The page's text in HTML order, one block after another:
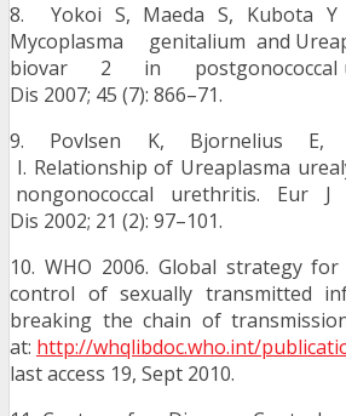
8. Yokoi S, Maeda S, Kubota
Mycoplasma genitalium and
biovar 2 in postgonococcal
Dis 2007; 45 (7): 866–71.
9. Povlsen K, Bjornelius E,
I. Relationship of Ureaplasma
nongonococcal urethritis. Eur J
Dis 2002; 21 (2): 97–101.
10. WHO 2006. Global strategy
control of sexually transmitted
breaking the chain of
at: http://whqlibdoc.who.int/
last access 19, Sept 2010.